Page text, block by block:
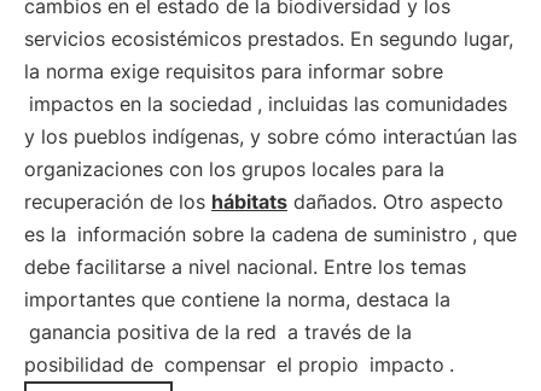
cambios en el estado de la biodiversidad y los
servicios ecosistémicos prestados. En segundo lugar,
la norma exige requisitos para informar sobre
impactos en la sociedad , incluidas las comunidades
y los pueblos indígenas, y sobre cómo interactúan las
organizaciones con los grupos locales para la
recuperación de los hábitats dañados. Otro aspecto
es la información sobre la cadena de suministro , que
debe facilitarse a nivel nacional. Entre los temas
importantes que contiene la norma, destaca la
ganancia positiva de la red a través de la
posibilidad de compensar el propio impacto .